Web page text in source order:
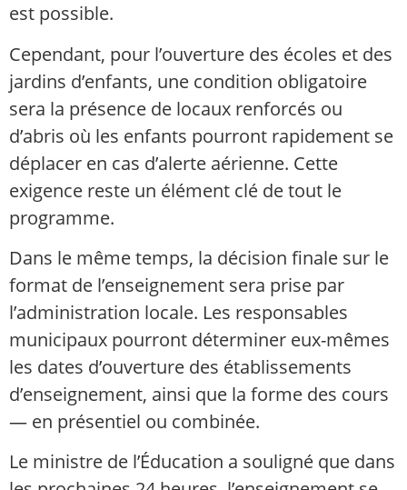
est possible.
Cependant, pour l’ouverture des écoles et des
jardins d’enfants, une condition obligatoire
sera la présence de locaux renforcés ou
d’abris où les enfants pourront rapidement se
déplacer en cas d’alerte aérienne. Cette
exigence reste un élément clé de tout le
programme.
Dans le même temps, la décision finale sur le
format de l’enseignement sera prise par
l’administration locale. Les responsables
municipaux pourront déterminer eux-mêmes
les dates d’ouverture des établissements
d’enseignement, ainsi que la forme des cours
— en présentiel ou combinée.
Le ministre de l’Éducation a souligné que dans